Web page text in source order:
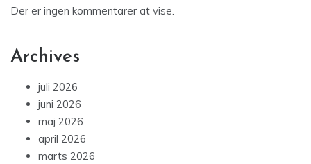
Der er ingen kommentarer at vise.
Archives
juli 2026
juni 2026
maj 2026
april 2026
marts 2026